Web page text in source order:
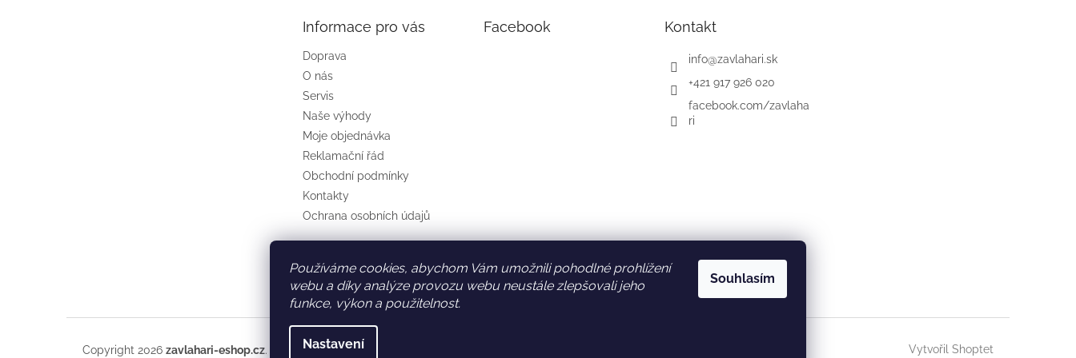
Používáme cookies, abychom Vám umožnili pohodlné prohlížení
webu a díky analýze provozu webu neustále zlepšovali jeho
funkce, výkon a použitelnost.
Nastavení
Souhlasím
Informace pro vás
Doprava
O nás
Servis
Naše výhody
Moje objednávka
Reklamační řád
Obchodní podmínky
Kontakty
Ochrana osobních údajů
Facebook Kontakt
info@zavlahari.sk
+421 917 926 020
facebook.com/zavlaha
ri
AT DE
Vytvořil Shoptet
Copyright 2026 zavlahari-eshop.cz. Všechna práva vyhrazena.